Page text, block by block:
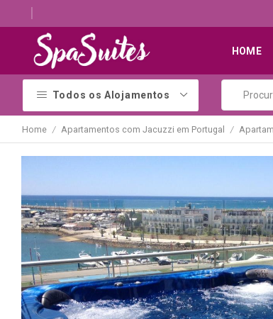
HOME
Todos os Alojamentos
Home / Apartamentos com Jacuzzi em Portugal /